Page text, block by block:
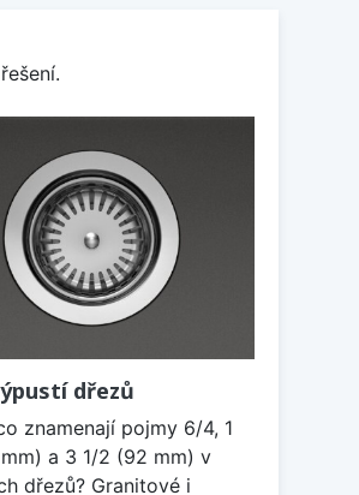
dřezů
znamenají pojmy 6/4, 1
a 3 1/2 (92 mm) v
dřezů? Granitové i